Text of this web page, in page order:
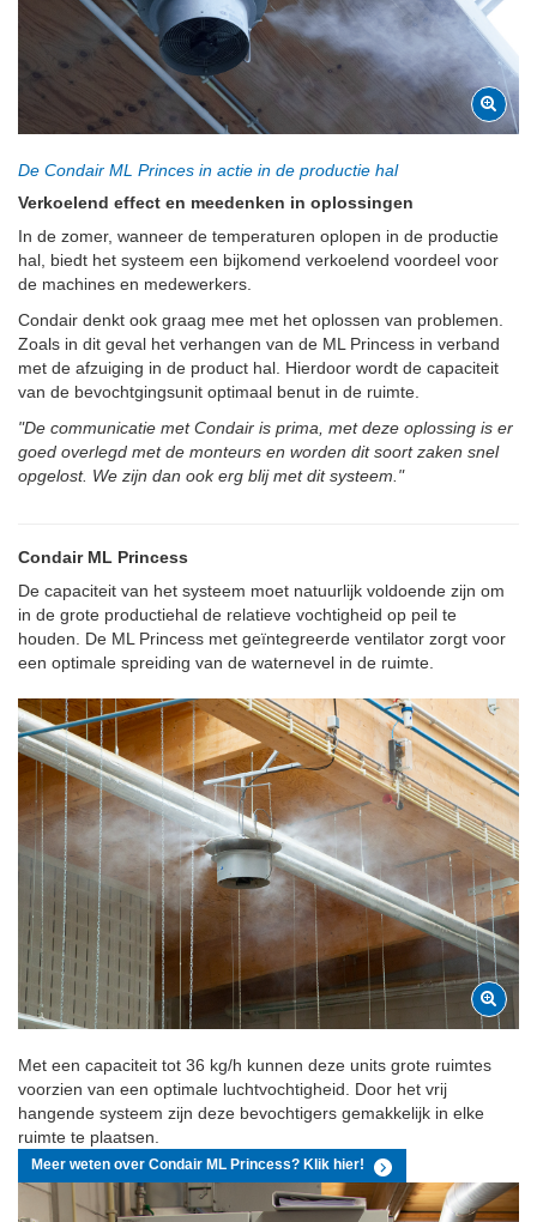
De Condair ML Princes in actie in de productie hal
Verkoelend effect en meedenken in oplossingen
In de zomer, wanneer de temperaturen oplopen in de productie
hal, biedt het systeem een bijkomend verkoelend voordeel voor
de machines en medewerkers.
Condair denkt ook graag mee met het oplossen van problemen.
Zoals in dit geval het verhangen van de ML Princess in verband
met de afzuiging in de product hal. Hierdoor wordt de capaciteit
van de bevochtgingsunit optimaal benut in de ruimte.
"De communicatie met Condair is prima, met deze oplossing is er
goed overlegd met de monteurs en worden dit soort zaken snel
opgelost. We zijn dan ook erg blij met dit systeem."
Condair ML Princess
De capaciteit van het systeem moet natuurlijk voldoende zijn om
in de grote productiehal de relatieve vochtigheid op peil te
houden. De ML Princess met geïntegreerde ventilator zorgt voor
een optimale spreiding van de waternevel in de ruimte.
Met een capaciteit tot 36 kg/h kunnen deze units grote ruimtes
voorzien van een optimale luchtvochtigheid. Door het vrij
hangende systeem zijn deze bevochtigers gemakkelijk in elke
ruimte te plaatsen.
Meer weten over Condair ML Princess? Klik hier!